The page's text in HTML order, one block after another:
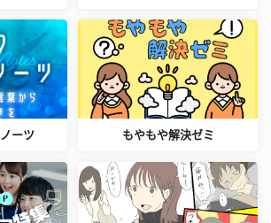
ーツ もやもや解決ゼミ